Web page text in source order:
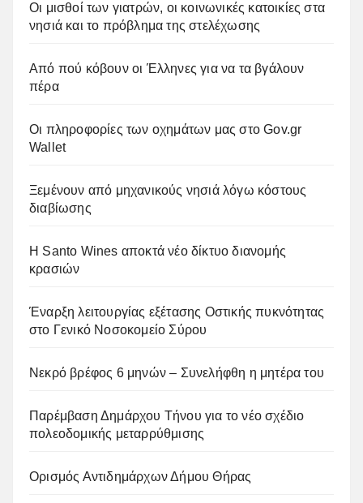
Οι μισθοί των γιατρών, οι κοινωνικές κατοικίες στα
νησιά και το πρόβλημα της στελέχωσης
Από πού κόβουν οι Έλληνες για να τα βγάλουν
πέρα
Οι πληροφορίες των οχημάτων μας στο Gov.gr
Wallet
Ξεμένουν από μηχανικούς νησιά λόγω κόστους
διαβίωσης
Η Santo Wines αποκτά νέο δίκτυο διανομής
κρασιών
Έναρξη λειτουργίας εξέτασης Οστικής πυκνότητας
στο Γενικό Νοσοκομείο Σύρου
Νεκρό βρέφος 6 μηνών – Συνελήφθη η μητέρα του
Παρέμβαση Δημάρχου Τήνου για το νέο σχέδιο
πολεοδομικής μεταρρύθμισης
Ορισμός Αντιδημάρχων Δήμου Θήρας